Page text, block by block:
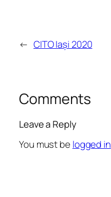
← CITO Iași 2020
Comments
Leave a Reply
You must be logged in